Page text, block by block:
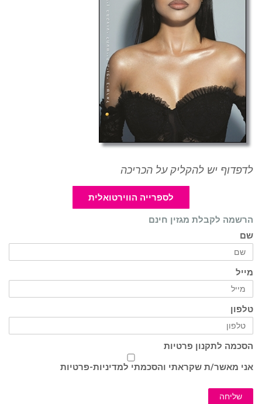
לדפדוף יש להקליק על הכריכה
לספרייה הווירטואלית
הרשמה לקבלת מגזין חינם
שם
מייל
טלפון
הסכמה לתקנון פרטיות
אני מאשר/ת שקראתי והסכמתי למדיניות-פרטיות
שליחה